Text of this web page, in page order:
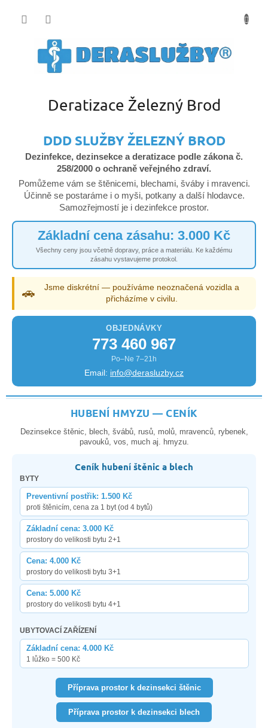
Deratizace Železný Brod
DDD SLUŽBY ŽELEZNÝ BROD
Dezinfekce, dezinsekce a deratizace podle zákona č.
258/2000 o ochraně veřejného zdraví.
Pomůžeme vám se štěnicemi, blechami, šváby i mravenci.
Účinně se postaráme i o myši, potkany a další hlodavce.
Samozřejmostí je i dezinfekce prostor.
Základní cena zásahu: 3.000 Kč
Všechny ceny jsou včetně dopravy, práce a materiálu. Ke každému
zásahu vystavujeme protokol.
🚗
Jsme diskrétní — používáme neoznačená vozidla a
přicházíme v civilu.
OBJEDNÁVKY
773 460 967
Po–Ne 7–21h
Email: info@derasluzby.cz
HUBENÍ HMYZU — CENÍK
Dezinsekce štěnic, blech, švábů, rusů, molů, mravenců, rybenek,
pavouků, vos, much aj. hmyzu.
Ceník hubení štěnic a blech
BYTY
Preventivní postřik: 1.500 Kč
proti štěnicím, cena za 1 byt (od 4 bytů)
Základní cena: 3.000 Kč
prostory do velikosti bytu 2+1
Cena: 4.000 Kč
prostory do velikosti bytu 3+1
Cena: 5.000 Kč
prostory do velikosti bytu 4+1
UBYTOVACÍ ZAŘÍZENÍ
Základní cena: 4.000 Kč
1 lůžko = 500 Kč
Příprava prostor k dezinsekci štěnic
Příprava prostor k dezinsekci blech